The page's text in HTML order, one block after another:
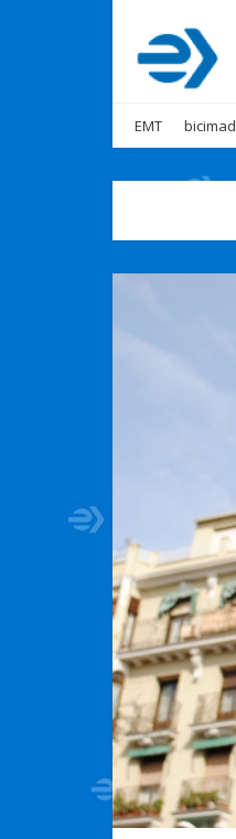
EMT bicimad